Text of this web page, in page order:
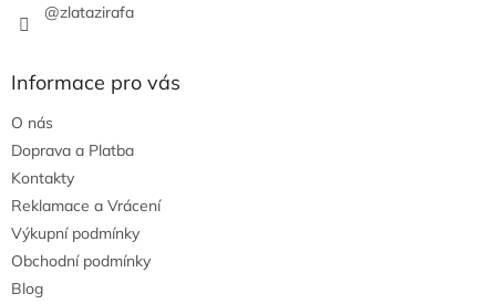
@zlatazirafa
Informace pro vás
O nás
Doprava a Platba
Kontakty
Reklamace a Vrácení
Výkupní podmínky
Obchodní podmínky
Blog